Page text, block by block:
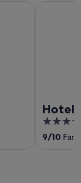
Hotel
4.5
out
9/10